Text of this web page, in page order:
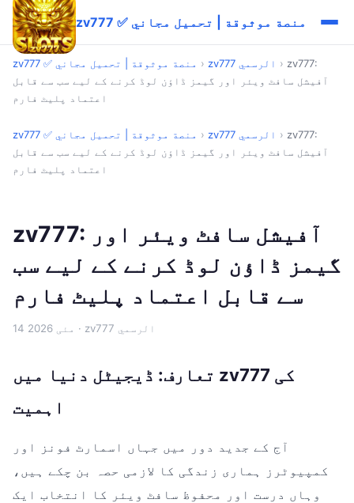
zv777 ✅ منصة موثوقة | تحميل مجاني
zv777 ✅ منصة موثوقة | تحميل مجاني › zv777 الرسمي › zv777:
آفیشل سافٹ ویئر اور گیمز ڈاؤن لوڈ کرنے کے لیے سب سے قابل
اعتماد پلیٹ فارم
zv777 ✅ منصة موثوقة | تحميل مجاني › zv777 الرسمي › zv777:
آفیشل سافٹ ویئر اور گیمز ڈاؤن لوڈ کرنے کے لیے سب سے قابل
اعتماد پلیٹ فارم
zv777: آفیشل سافٹ ویئر اور
گیمز ڈاؤن لوڈ کرنے کے لیے سب
سے قابل اعتماد پلیٹ فارم
14 مئی 2026 · zv777 الرسمي
تعارف: ڈیجیٹل دنیا میں zv777 کی
اہمیت
آج کے جدید دور میں جہاں اسمارٹ فونز اور
کمپیوٹرز ہماری زندگی کا لازمی حصہ بن چکے ہیں،
وہاں درست اور محفوظ سافٹ ویئر کا انتخاب ایک